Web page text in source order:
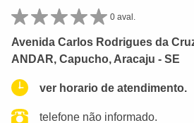
0 aval.
Avenida Carlos Rodrigues da
ANDAR, Capucho, Aracaju - SE
ver horario de atendimento.
telefone não informado.